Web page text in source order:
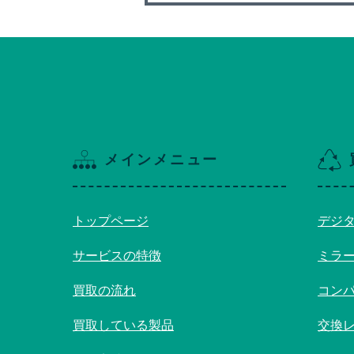
メインメニュー
トップページ
サービスの特徴
買取の流れ
買取している製品
デジ
ミラ
コン
交換